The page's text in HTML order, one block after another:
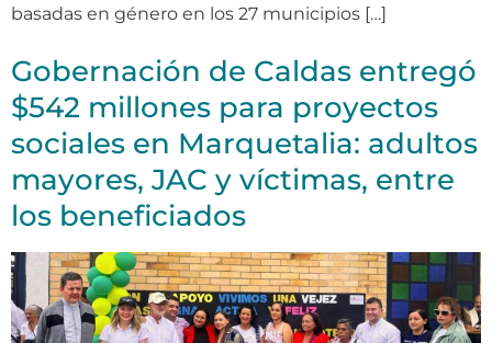
basadas en género en los 27 municipios […]
Gobernación de Caldas entregó
$542 millones para proyectos
sociales en Marquetalia: adultos
mayores, JAC y víctimas, entre
los beneficiados